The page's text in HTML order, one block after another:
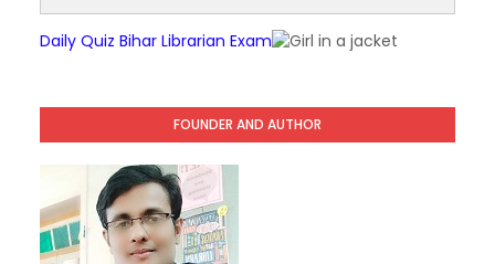
Daily Quiz Bihar Librarian Exam
FOUNDER AND AUTHOR